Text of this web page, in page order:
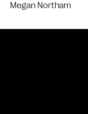
Megan Northam